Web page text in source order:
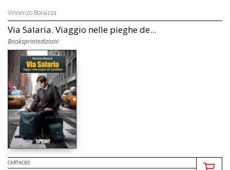
Vincenzo Bonazza
Via Salaria. Viaggio nelle pieghe de...
Booksprintedizioni
CARTACEO